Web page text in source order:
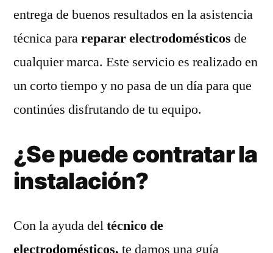
entrega de buenos resultados en la asistencia
técnica parareparar electrodomésticos de
cualquier marca. Este servicio es realizado en
un corto tiempo y no pasa de un día para que
continúes disfrutando de tu equipo.
¿Se puede contratar la
instalación?
Con la ayuda deltécnico de
electrodomésticos, te damos una guía